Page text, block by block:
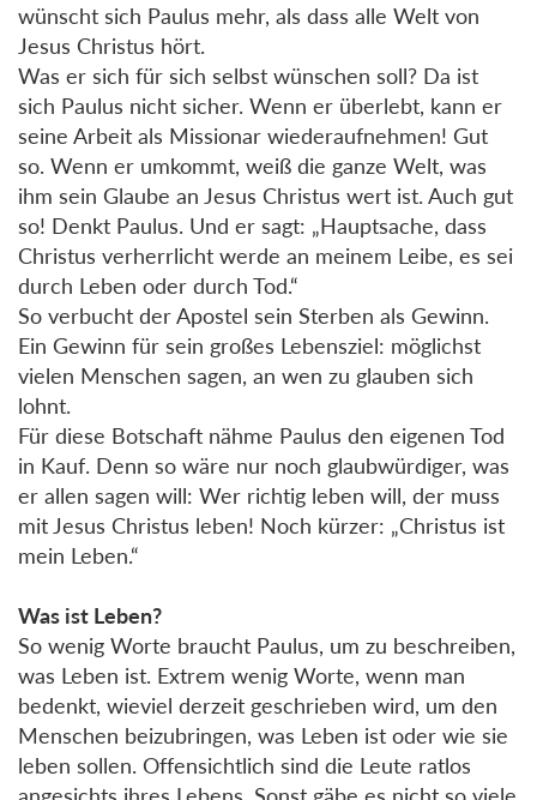
wünscht sich Paulus mehr, als dass alle Welt von
Jesus Christus hört.
Was er sich für sich selbst wünschen soll? Da ist
sich Paulus nicht sicher. Wenn er überlebt, kann er
seine Arbeit als Missionar wiederaufnehmen! Gut
so. Wenn er umkommt, weiß die ganze Welt, was
ihm sein Glaube an Jesus Christus wert ist. Auch gut
so! Denkt Paulus. Und er sagt: „Hauptsache, dass
Christus verherrlicht werde an meinem Leibe, es sei
durch Leben oder durch Tod.“
So verbucht der Apostel sein Sterben als Gewinn.
Ein Gewinn für sein großes Lebensziel: möglichst
vielen Menschen sagen, an wen zu glauben sich
lohnt.
Für diese Botschaft nähme Paulus den eigenen Tod
in Kauf. Denn so wäre nur noch glaubwürdiger, was
er allen sagen will: Wer richtig leben will, der muss
mit Jesus Christus leben! Noch kürzer: „Christus ist
mein Leben.“
Was ist Leben?
So wenig Worte braucht Paulus, um zu beschreiben,
was Leben ist. Extrem wenig Worte, wenn man
bedenkt, wieviel derzeit geschrieben wird, um den
Menschen beizubringen, was Leben ist oder wie sie
leben sollen. Offensichtlich sind die Leute ratlos